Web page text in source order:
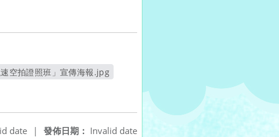
空拍證照班」宣傳海報.jpg
發佈日期： Invalid date
date |